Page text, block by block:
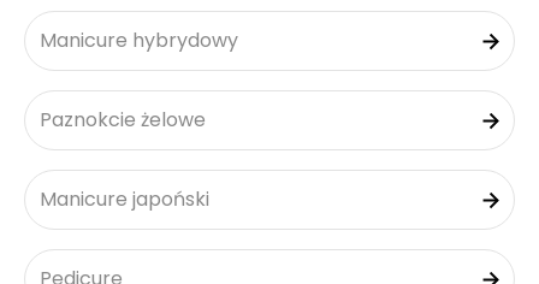
Manicure hybrydowy
Paznokcie żelowe
Manicure japoński